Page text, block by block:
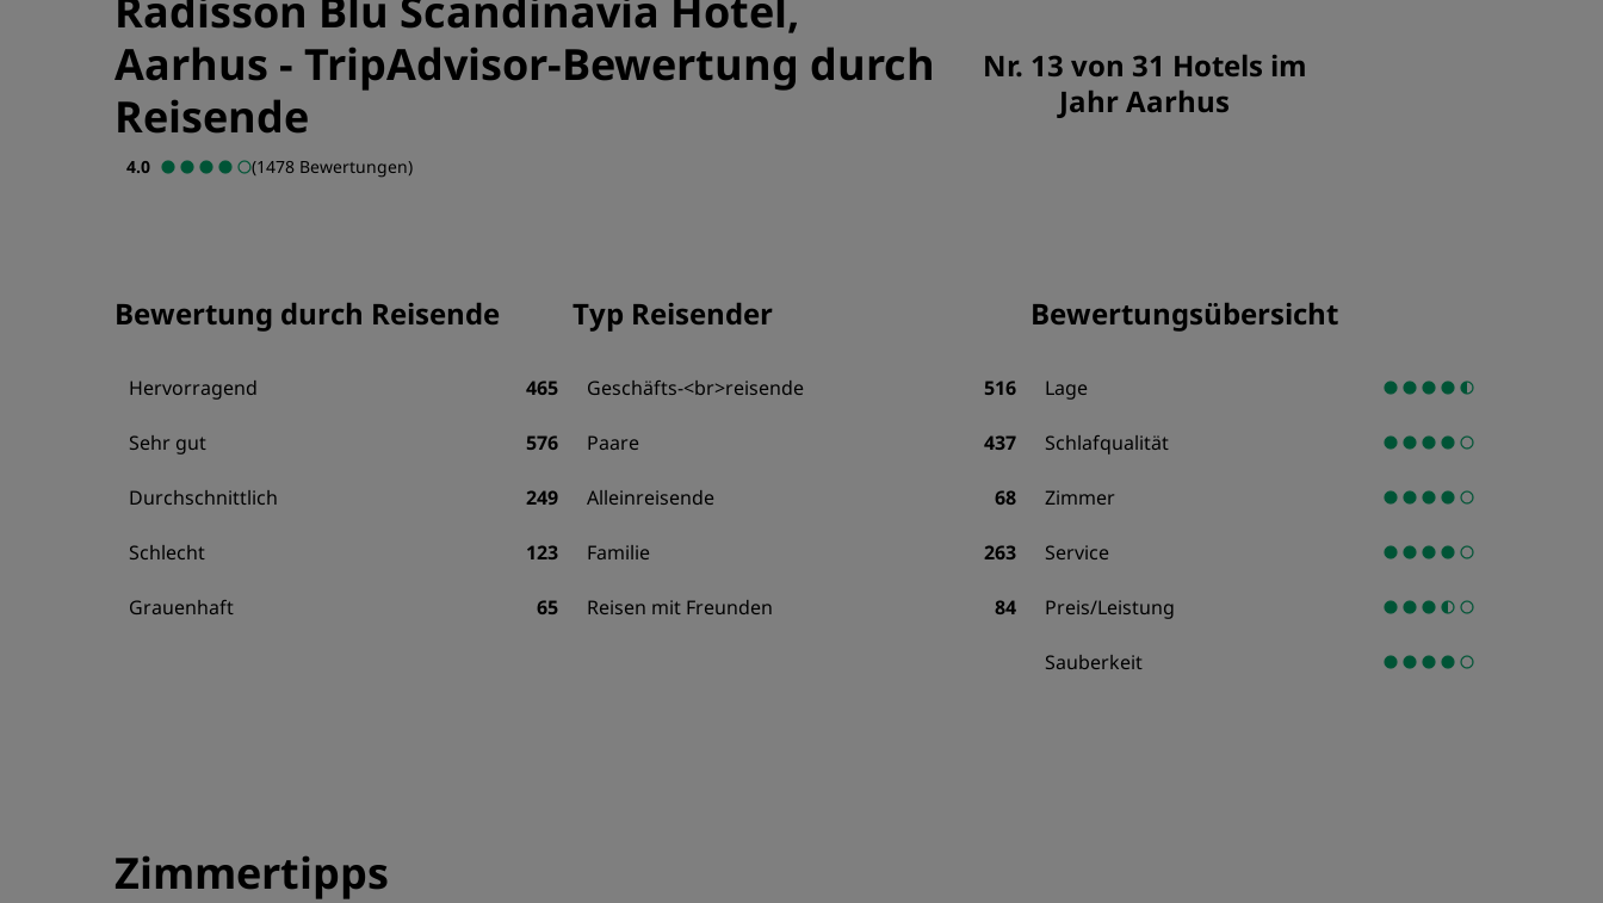
Aarhus - TripAdvisor-Bewertung durch
Reisende
4.0 (1478 Bewertungen)
Nr. 13 von 31 Hotels im
Jahr Aarhus
Bewertung durch Reisende
Hervorragend 465
Sehr gut 576
Durchschnittlich 249
Schlecht 123
Grauenhaft 65
Typ Reisender
Geschäfts-<br>reisende 516
Paare 437
Alleinreisende 68
Familie 263
Reisen mit Freunden 84
Bewertungsübersicht
Lage
Schlafqualität
Zimmer
Service
Preis/Leistung
Sauberkeit
Zimmertipps